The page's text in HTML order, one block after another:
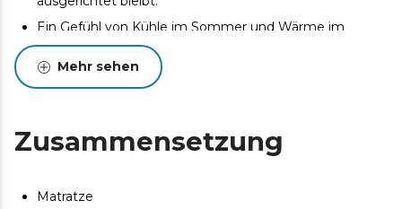
Ein Gefühl von Kühle im Sommer und Wärme im
Winter
Es verhindert das Auftreten von Milben, Bakterien und
Pilzen.
Es kann zu geringfügigen Abweichungen zwischen
dem abgebildeten und dem gelieferten Produkt
Diese Abweichungen sind normal und beeinträchtigen
Mehr sehen
Zusammensetzung
Matratze